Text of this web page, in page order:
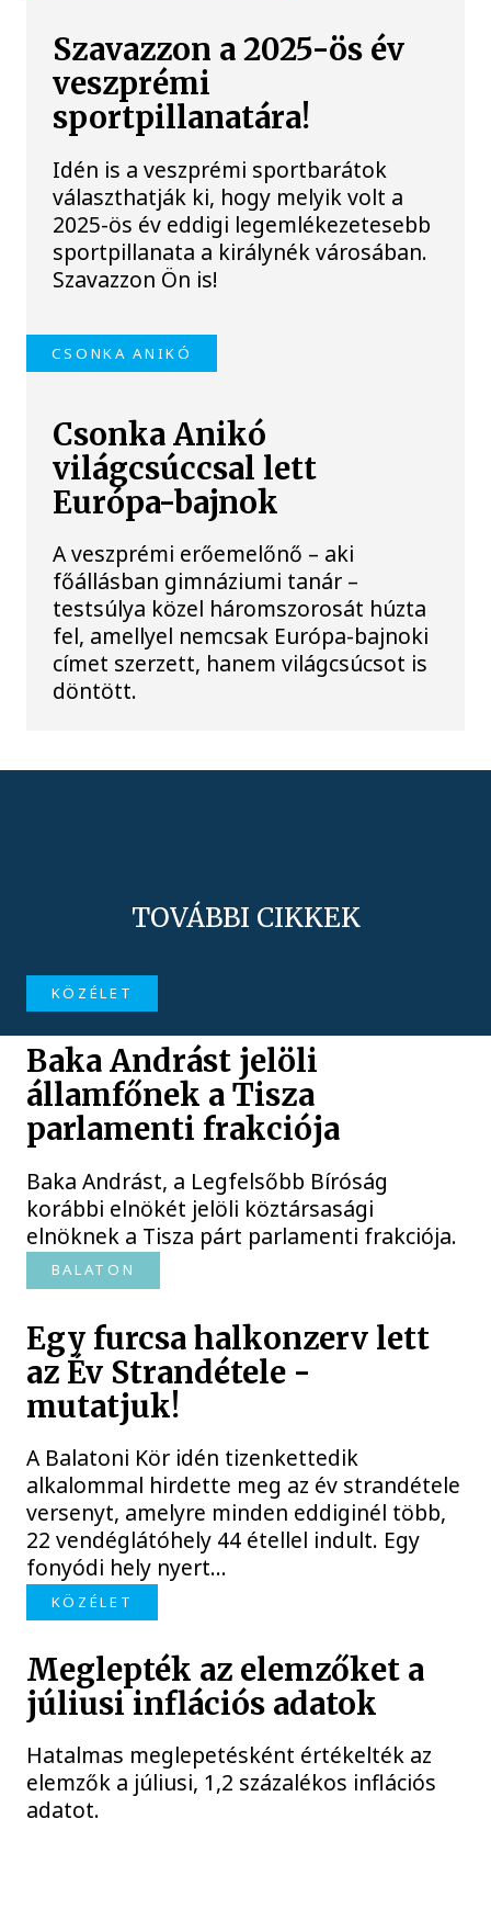
Szavazzon a 2025-ös év
veszprémi
sportpillanatára!
Idén is a veszprémi sportbarátok
választhatják ki, hogy melyik volt a
2025-ös év eddigi legemlékezetesebb
sportpillanata a királynék városában.
Szavazzon Ön is!
CSONKA ANIKÓ
Csonka Anikó
világcsúccsal lett
Európa-bajnok
A veszprémi erőemelőnő – aki
főállásban gimnáziumi tanár –
testsúlya közel háromszorosát húzta
fel, amellyel nemcsak Európa-bajnoki
címet szerzett, hanem világcsúcsot is
döntött.
TOVÁBBI CIKKEK
KÖZÉLET
Baka Andrást jelöli
államfőnek a Tisza
parlamenti frakciója
Baka Andrást, a Legfelsőbb Bíróság
korábbi elnökét jelöli köztársasági
elnöknek a Tisza párt parlamenti frakciója.
BALATON
Egy furcsa halkonzerv lett
az Év Strandétele -
mutatjuk!
A Balatoni Kör idén tizenkettedik
alkalommal hirdette meg az év strandétele
versenyt, amelyre minden eddiginél több,
22 vendéglátóhely 44 étellel indult. Egy
fonyódi hely nyert...
KÖZÉLET
Meglepték az elemzőket a
júliusi inflációs adatok
Hatalmas meglepetésként értékelték az
elemzők a júliusi, 1,2 százalékos inflációs
adatot.